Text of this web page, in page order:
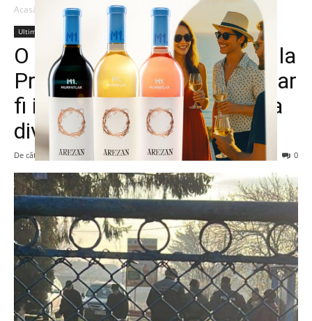
Acasă Ultima oră
Ultima oră
O femeie a fost injunghiata la
Primaria Belcesti. Cei doi s-ar
fi intalnit dimineata pentru a
divorta
De către Eva MIRON 4 decembrie 2023 0